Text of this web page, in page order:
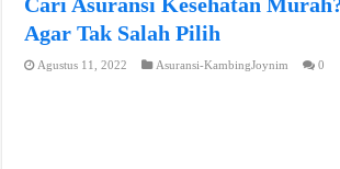
Agar Tak Salah Pilih
Agustus 11, 2022 Asuransi-KambingJoynim 0